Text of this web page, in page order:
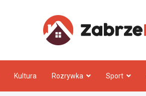
Kultura Rozrywka Sport